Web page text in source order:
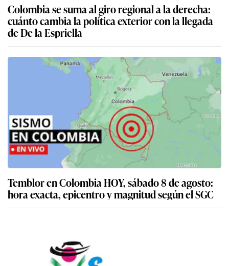
Colombia se suma al giro regional a la derecha:
cuánto cambia la política exterior con la llegada
de De la Espriella
Temblor en Colombia HOY, sábado 8 de agosto:
hora exacta, epicentro y magnitud según el SGC